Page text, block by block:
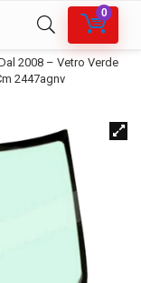
0
2008 – Vetro Verde
2447agnv